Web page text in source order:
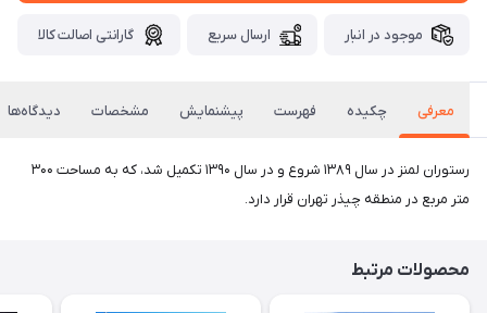
موجود در انبار ارسال سریع گارانتی اصالت کالا
معرفی چکیده فهرست پیشنمایش مشخصات دیدگاه‌ها
رستوران لمنز در سال ۱۳۸۹ شروع و در سال ۱۳۹۰ تکمیل شد، که به مساحت ۳۰۰
متر مربع در منطقه چیذر تهران قرار دارد.
محصولات مرتبط